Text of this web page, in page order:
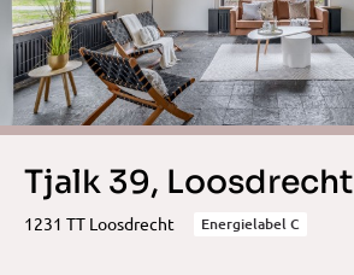
Tjalk 39, Loosdrecht
1231 TT Loosdrecht Energielabel C